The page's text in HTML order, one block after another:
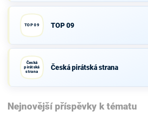
TOP 09 TOP 09
Česká
pirátská
strana
Česká pirátská strana
Nejnovější příspěvky k tématu